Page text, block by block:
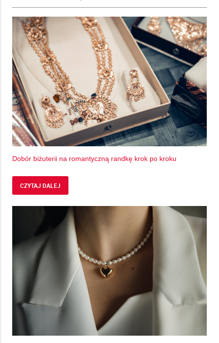
Dobór biżuterii na romantyczną randkę krok po kroku
CZYTAJ DALEJ